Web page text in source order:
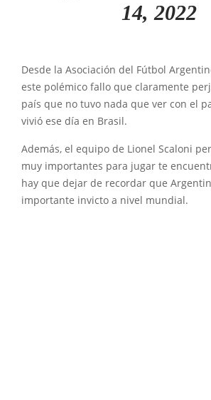
14, 2022
Desde la Asociación del Fútbol
este polémico fallo que claramente
país que no tuvo nada que ver con el
vivió ese día en Brasil.
Además, el equipo de Lionel Scaloni
muy importantes para jugar te
hay que dejar de recordar que
importante invicto a nivel mundial.